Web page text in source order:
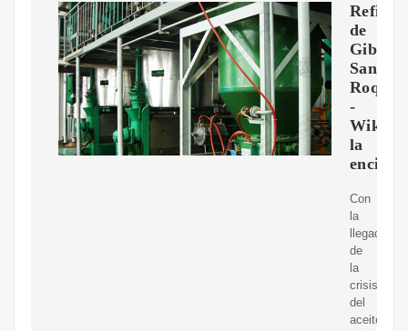
de
San
Roque
-
la
Con
la
llegada
de
la
crisis
del
aceitede